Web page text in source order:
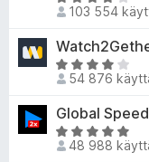
/
3
8
/
o
t
u
4
2
/
r
v
o
t
u
4
103 554
A
r
v
o
54 876
Global
A
r 48 988